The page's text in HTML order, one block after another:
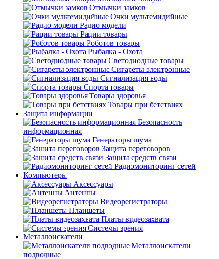
Отмычки замков
Очки мультемидийные
Радио модели
Рации товары
Роботов товары
Рыбалка - Охота
Светодиодные товары
Сигареты электронные
Сигнализация воды
Спорта товары
Товары здоровья
Товары при бетствиях
Защита информации
Безопасность
информационная
Генераторы шума
Защита переговоров
Защита средств связи
Радиомониторинг сетей
Компьютеры
Аксессуары
Антенны
Видеорегистраторы
Планшеты
Платы видеозахвата
Системы зрения
Металлоискатели
Металлоискатели
подводные